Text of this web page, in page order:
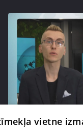
pirms 1 nedēļas, 1
vietne